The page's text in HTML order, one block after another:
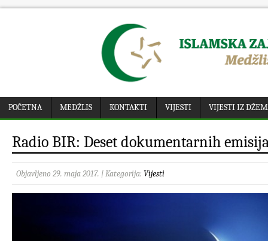
POČETNA MEDŽLIS KONTAKTI VIJESTI VIJESTI IZ
Radio BIR: Deset dokumentarnih
Objavljeno 29. maja 2017. | Kategorija: Vijesti